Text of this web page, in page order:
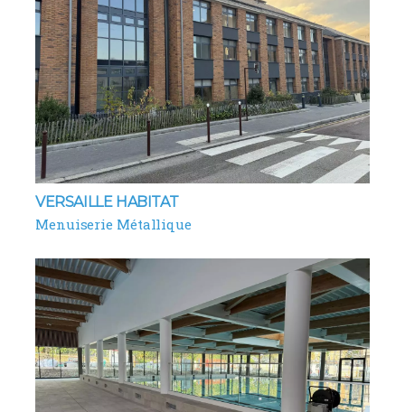
VERSAILLE HABITAT
Menuiserie Métallique